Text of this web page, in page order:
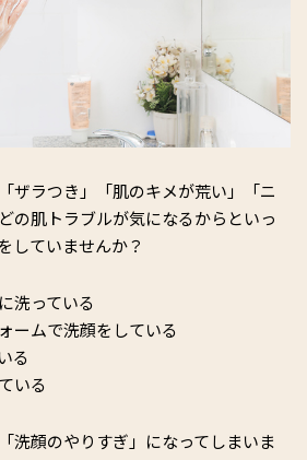
ザラつき」「肌のキメが荒い」「ニ
の肌トラブルが気になるからといっ
していませんか？
洗っている
ームで洗顔をしている
る
いる
洗顔のやりすぎ」になってしまいま